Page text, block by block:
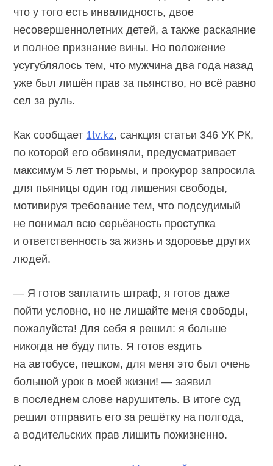
что у того есть инвалидность, двое
несовершеннолетних детей, а также раскаяние
и полное признание вины. Но положение
усугублялось тем, что мужчина два года назад
уже был лишён прав за пьянство, но всё равно
сел за руль.
Как сообщает 1tv.kz, санкция статьи 346 УК РК,
по которой его обвиняли, предусматривает
максимум 5 лет тюрьмы, и прокурор запросила
для пьяницы один год лишения свободы,
мотивируя требование тем, что подсудимый
не понимал всю серьёзность проступка
и ответственность за жизнь и здоровье других
людей.
— Я готов заплатить штраф, я готов даже
пойти условно, но не лишайте меня свободы,
пожалуйста! Для себя я решил: я больше
никогда не буду пить. Я готов ездить
на автобусе, пешком, для меня это был очень
большой урок в моей жизни! — заявил
в последнем слове нарушитель. В итоге суд
решил отправить его за решётку на полгода,
а водительских прав лишить пожизненно.